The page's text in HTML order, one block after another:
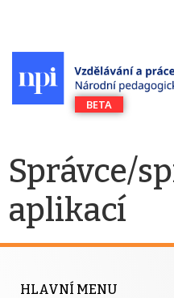
Správce/
aplikací
HLAVNÍ MENU